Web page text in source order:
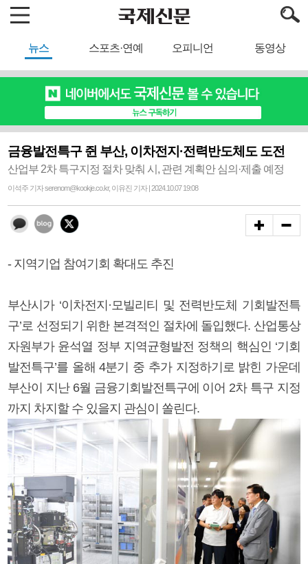
뉴스 스포츠·연예 오피니언 동영상
금융발전특구 쥔 부산, 이차전지·전력반도체도 도전
산업부 2차 특구지정 절차 맞춰 시, 관련 계획안 심의·제출 예정
이석주 기자 serenom@kookje.co.kr, 이유진 기자 | 2024.10.07 19:08
- 지역기업 참여기회 확대도 추진
부산시가 ‘이차전지·모빌리티 및 전력반도체 기회발전특
구’로 선정되기 위한 본격적인 절차에 돌입했다. 산업통상
자원부가 윤석열 정부 지역균형발전 정책의 핵심인 ‘기회
발전특구’를 올해 4분기 중 추가 지정하기로 밝힌 가운데
부산이 지난 6월 금융기회발전특구에 이어 2차 특구 지정
까지 차지할 수 있을지 관심이 쏠린다.